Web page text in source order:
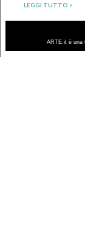
LEGGI TUTTO >
ARTE.it è una